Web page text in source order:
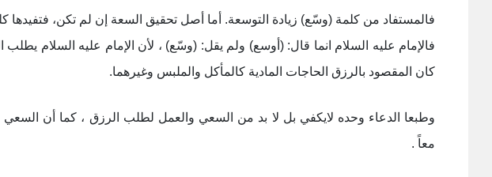
فالمستفاد من كلمة (وسّع) زيادة التوسعة. أما أصل تحقيق السعة إن لم تكن، فتفيدها
فالإمام عليه السلام انما قال: (أوسع) ولم يقل: (وسّع) ، لأن الإمام عليه السلام
كان المقصود بالرزق الحاجات المادية كالمأكل والملبس وغيرهما.
وطبعا الدعاء وحده لايكفي بل لا بد من السعي والعمل لطلب الرزق ، كما أن السعي
معاً .